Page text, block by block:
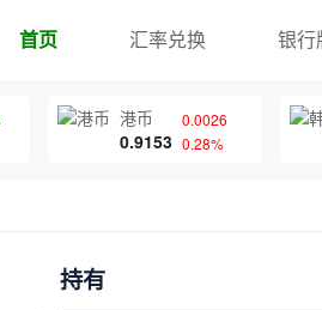
首页 汇率兑换 银行
港币
0.9153
0.0026
0.28%
持有